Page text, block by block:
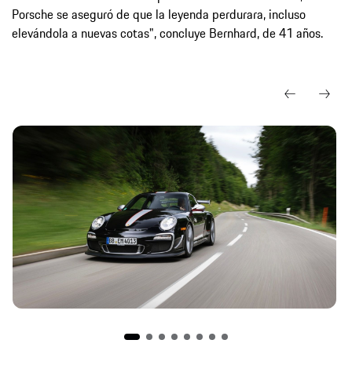
Porsche se aseguró de que la leyenda perdurara, incluso
elevándola a nuevas cotas", concluye Bernhard, de 41 años.